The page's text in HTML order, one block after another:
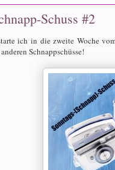
Schuss #2
ich in die zweite Woche
Schnappschüsse!